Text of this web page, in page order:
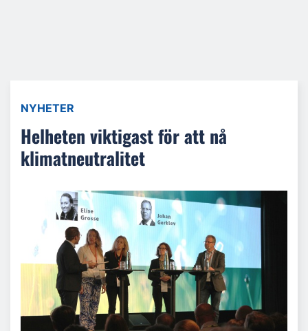
NYHETER
Helheten viktigast för att nå
klimatneutralitet